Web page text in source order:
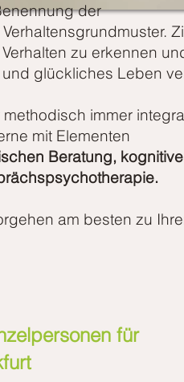
der
zu erkennen
glückliches Leben
immer
mit Elementen
Beratung,
am besten zu
für